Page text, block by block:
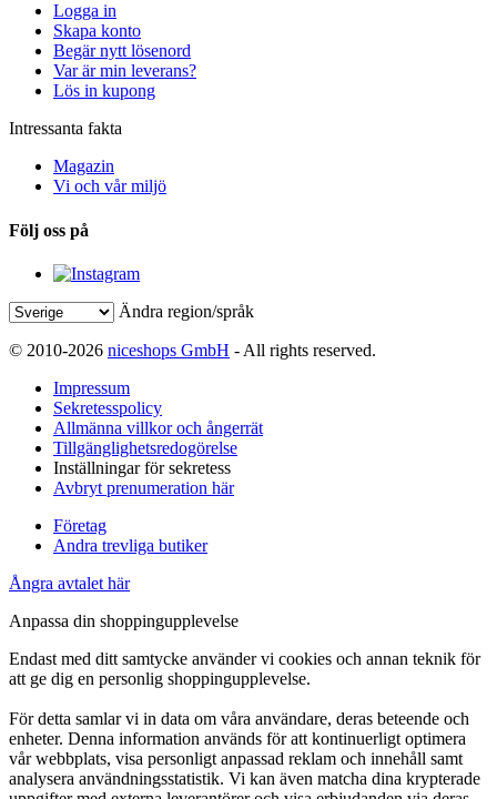
Logga in
Skapa konto
Begär nytt lösenord
Var är min leverans?
Lös in kupong
Intressanta fakta
Magazin
Vi och vår miljö
Följ oss på
Ändra region/språk
© 2010-2026 niceshops GmbH - All rights reserved.
Impressum
Sekretesspolicy
Allmänna villkor och ångerrät
Tillgänglighetsredogörelse
Inställningar för sekretess
Avbryt prenumeration här
Företag
Andra trevliga butiker
Ångra avtalet här
Anpassa din shoppingupplevelse
Endast med ditt samtycke använder vi cookies och annan teknik för
att ge dig en personlig shoppingupplevelse.
För detta samlar vi in data om våra användare, deras beteende och
enheter. Denna information används för att kontinuerligt optimera
vår webbplats, visa personligt anpassad reklam och innehåll samt
analysera användningsstatistik. Vi kan även matcha dina krypterade